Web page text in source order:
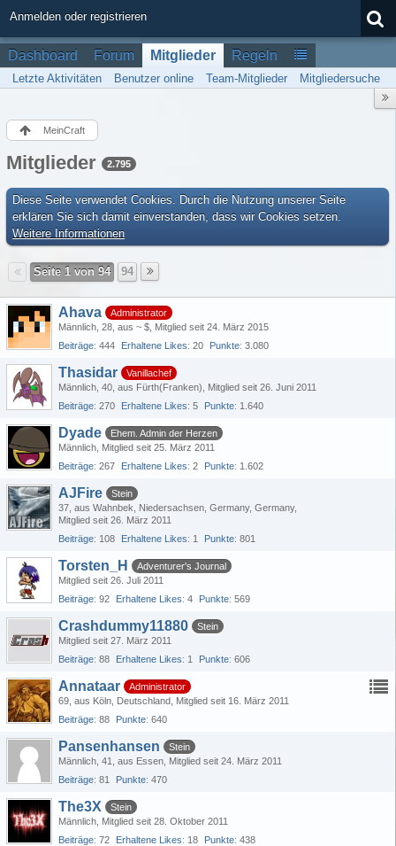
Anmelden oder registrieren
Dashboard Forum Mitglieder Regeln
Letzte Aktivitäten Benutzer online Team-Mitglieder Mitgliedersuche
MeinCraft
Mitglieder 2.795
Diese Seite verwendet Cookies. Durch die Nutzung unserer Seite
erklären Sie sich damit einverstanden, dass wir Cookies setzen.
Weitere Informationen
Seite 1 von 94 94
Ahava
Administrator
Männlich 28 aus ~ $ Mitglied seit 24. März 2015
Beiträge 444 Erhaltene Likes 20 Punkte 3.080
Thasidar
Vanillachef
Männlich 40 aus Fürth(Franken)
Mitglied seit 26. Juni 2011
Beiträge 270 Erhaltene Likes 5 Punkte 1.640
Dyade
Ehem. Admin der Herzen
Männlich Mitglied seit 25. März 2011
Beiträge 267 Erhaltene Likes 2 Punkte 1.602
AJFire
Stein
37 aus Wahnbek, Niedersachsen, Germany, Germany
Mitglied seit 26. März 2011
Beiträge 108 Erhaltene Likes 1 Punkte 801
Torsten_H
Adventurer's Journal
Mitglied seit 26. Juli 2011
Beiträge 92 Erhaltene Likes 4 Punkte 569
Crashdummy11880
Stein
Mitglied seit 27. März 2011
Beiträge 88 Erhaltene Likes 1 Punkte 606
Annataar
Administrator
69 aus Köln, Deutschland Mitglied seit 16. März 2011
Beiträge 88 Punkte 640
Pansenhansen
Stein
Männlich 41 aus Essen Mitglied seit 24. März 2011
Beiträge 81 Punkte 470
The3X
Stein
Männlich Mitglied seit 28. Oktober 2011
Beiträge 72 Erhaltene Likes 18 Punkte 438